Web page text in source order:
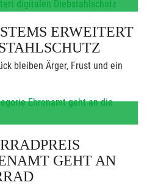
ERWEITERT
bleiben Ärger, Frust und ein
GEHT AN